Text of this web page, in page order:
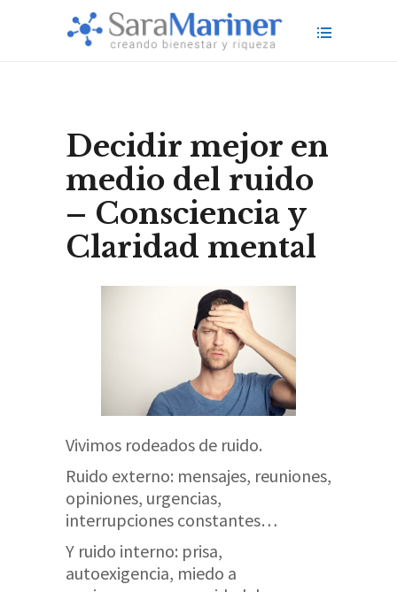
Decidir mejor en
medio del ruido
– Consciencia y
Claridad mental
Vivimos rodeados de ruido.
Ruido externo: mensajes, reuniones,
opiniones, urgencias,
interrupciones constantes…
Y ruido interno: prisa,
autoexigencia, miedo a